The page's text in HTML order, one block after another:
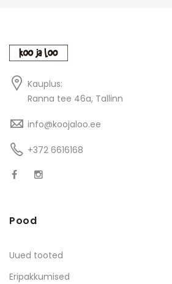
Kauplus:
Ranna tee 46a, Tallinn
info@koojaloo.ee
+372 6616168
Pood
Uued tooted
Eripakkumised